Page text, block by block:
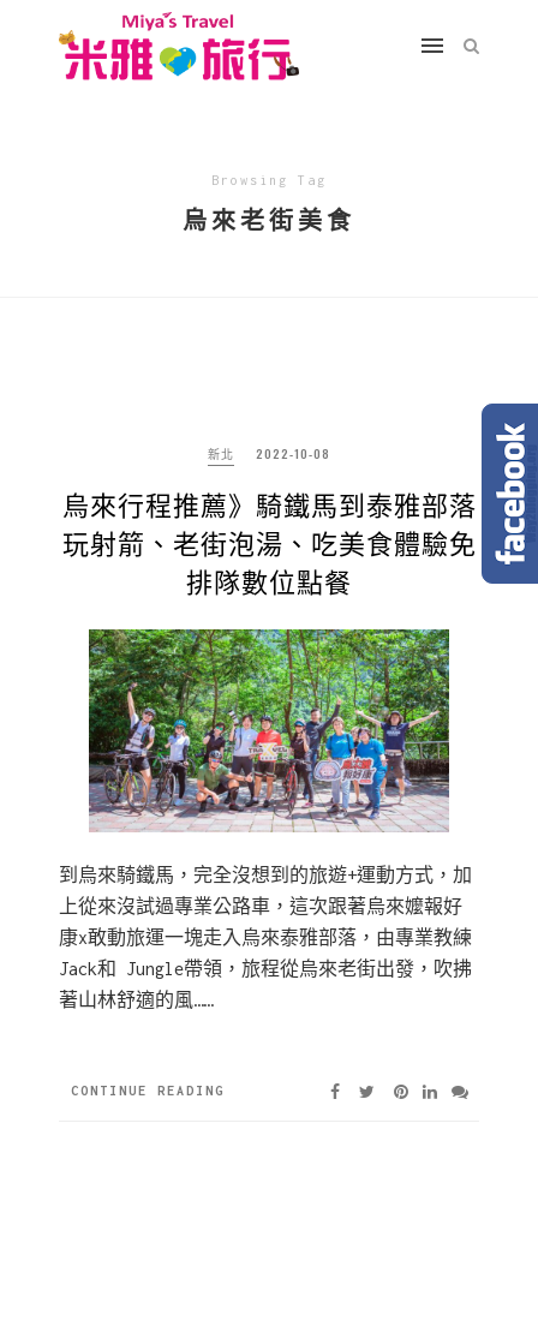
Browsing Tag
烏來老街美食
新北 2022-10-08
烏來行程推薦》騎鐵馬到泰雅部落
玩射箭、老街泡湯、吃美食體驗免
排隊數位點餐
到烏來騎鐵馬，完全沒想到的旅遊+運動方式，加
上從來沒試過專業公路車，這次跟著烏來嬤報好
康x敢動旅運一塊走入烏來泰雅部落，由專業教練
Jack和 Jungle帶領，旅程從烏來老街出發，吹拂
著山林舒適的風……
CONTINUE READING